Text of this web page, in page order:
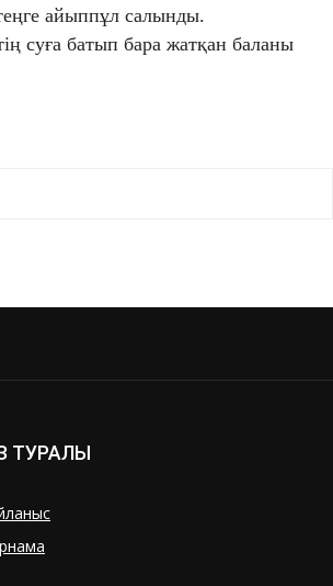
айыппұл салынды.
суға батып бара жатқан баланы
ТУРАЛЫ